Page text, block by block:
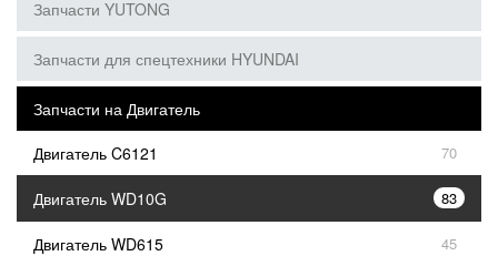
Запчасти YUTONG
Запчасти для спецтехники HYUNDAI
Запчасти на Двигатель
Двигатель C6121
70
Двигатель WD10G 83
Двигатель WD615 45